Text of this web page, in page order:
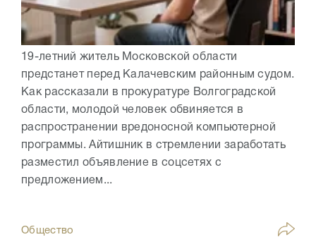
19-летний житель Московской области
предстанет перед Калачевским районным судом.
Как рассказали в прокуратуре Волгоградской
области, молодой человек обвиняется в
распространении вредоносной компьютерной
программы. Айтишник в стремлении заработать
разместил объявление в соцсетях с
предложением...
Общество